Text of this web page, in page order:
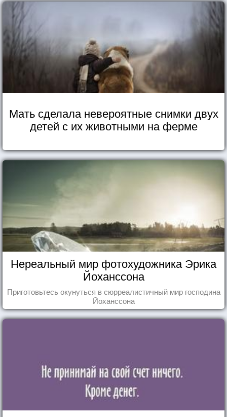
Мать сделала невероятные снимки двух
детей с их животными на ферме
Нереальный мир фотохудожника Эрика
Йоханссона
Приготовьтесь окунуться в сюрреалистичный мир господина
Йоханссона